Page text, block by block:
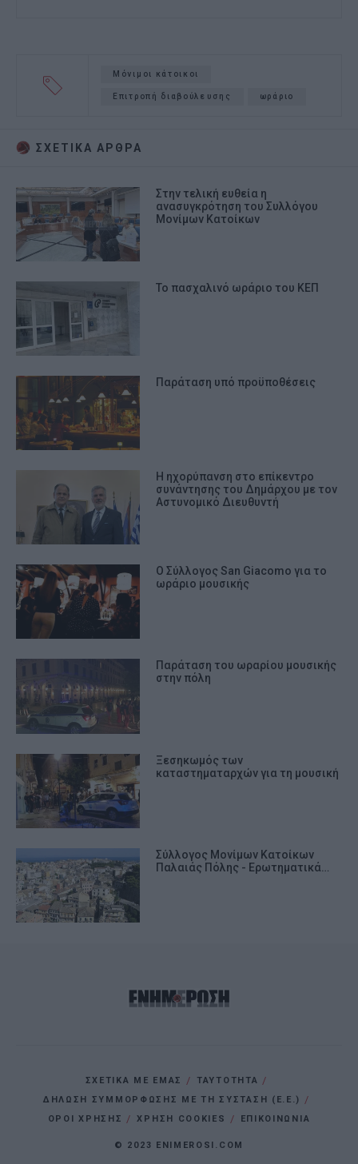
Μόνιμοι κάτοικοι
Επιτροπή διαβούλευσης ωράριο
ΣΧΕΤΙΚA AΡΘΡΑ
Στην τελική ευθεία η
ανασυγκρότηση του Συλλόγου
Μονίμων Κατοίκων
Το πασχαλινό ωράριο του ΚΕΠ
Παράταση υπό προϋποθέσεις
Η ηχορύπανση στο επίκεντρο
συνάντησης του Δημάρχου με τον
Αστυνομικό Διευθυντή
Ο Σύλλογος San Giacomo για το
ωράριο μουσικής
Παράταση του ωραρίου μουσικής
στην πόλη
Ξεσηκωμός των
καταστηματαρχών για τη μουσική
Σύλλογος Μονίμων Κατοίκων
Παλαιάς Πόλης - Ερωτηματικά…
ΣΧΕΤΙΚΑ ΜΕ ΕΜΑΣ
ΤΑΥΤΟΤΗΤΑ
ΔΗΛΩΣΗ ΣΥΜΜΟΡΦΩΣΗΣ ΜΕ ΤΗ ΣΥΣΤΑΣΗ (Ε.Ε.)
ΌΡΟΙ ΧΡΗΣΗΣ
ΧΡΗΣΗ COOKIES ΕΠΙΚΟΙΝΩΝΙΑ
© 2023 ENIMEROSI.COM